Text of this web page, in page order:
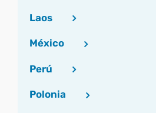
Laos
México
Perú
Polonia